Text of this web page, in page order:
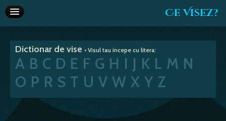
Ce Visez?
Interpretare vise
Articole
Va recomandam
Dictionar de vise • Visul tau incepe cu litera:
A B C D E F G H I J K L M N
O P R S T U V W X Y Z